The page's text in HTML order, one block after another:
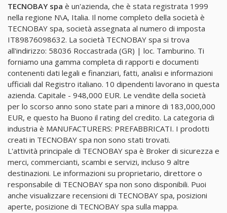
TECNOBAY spa è un'azienda, che è stata registrata 1999
nella regione N\A, Italia. Il nome completo della società è
TECNOBAY spa, società assegnata al numero di imposta
IT89876098632. La società TECNOBAY spa si trova
all'indirizzo: 58036 Roccastrada (GR) | loc. Tamburino. Ti
forniamo una gamma completa di rapporti e documenti
contenenti dati legali e finanziari, fatti, analisi e informazioni
ufficiali dal Registro italiano. 10 dipendenti lavorano in questa
azienda. Capitale - 948,000 EUR. Le vendite della società
per lo scorso anno sono state pari a minore di 183,000,000
EUR, e questo ha Buono il rating del credito. La categoria di
industria è MANUFACTURERS: PREFABBRICATI. I prodotti
creati in TECNOBAY spa non sono stati trovati.
L'attività principale di TECNOBAY spa è Broker di sicurezza e
merci, commercianti, scambi e servizi, incluso 9 altre
destinazioni. Le informazioni su proprietario, direttore o
responsabile di TECNOBAY spa non sono disponibili. Puoi
anche visualizzare recensioni di TECNOBAY spa, posizioni
aperte, posizione di TECNOBAY spa sulla mappa.